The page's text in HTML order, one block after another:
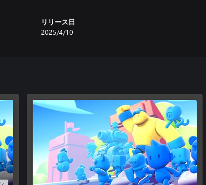
、伝説のタワーディフェンス・チャンピオ
リリース日
2025/4/10